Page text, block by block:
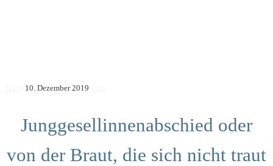
10. Dezember 2019
Junggesellinnenabschied oder
von der Braut, die sich nicht traut